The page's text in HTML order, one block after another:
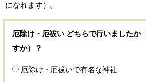
になれます）。
厄除け・厄祓い どちらで行いましたか
すか）？
厄除け・厄祓いで有名な神社